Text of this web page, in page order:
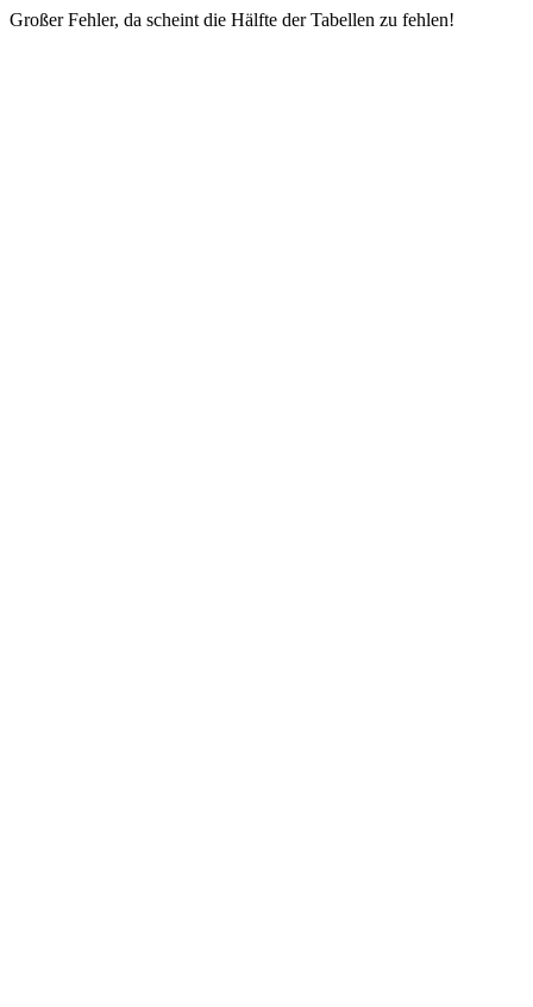
Großer Fehler, da scheint die Hälfte der Tabellen zu fehlen!